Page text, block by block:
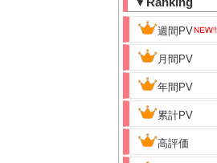
週間PV
月間PV
年間PV
累計PV
高評価